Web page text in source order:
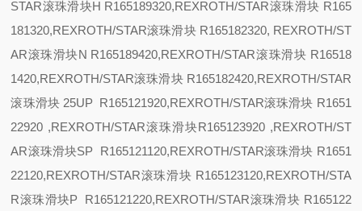
STAR滚珠滑块H R165189320,REXROTH/STAR滚珠滑块 R165
181320,REXROTH/STAR滚珠滑块 R165182320, REXROTH/ST
AR滚珠滑块N R165189420,REXROTH/STAR滚珠滑块 R16518
1420,REXROTH/STAR滚珠滑块 R165182420,REXROTH/STAR
滚珠滑块 25UP R165121920,REXROTH/STAR滚珠滑块 R1651
22920 ,REXROTH/STAR滚珠滑块R165123920 ,REXROTH/ST
AR滚珠滑块SP R165121120,REXROTH/STAR滚珠滑块 R1651
22120,REXROTH/STAR滚珠滑块 R165123120,REXROTH/STA
R滚珠滑块P R165121220,REXROTH/STAR滚珠滑块 R165122